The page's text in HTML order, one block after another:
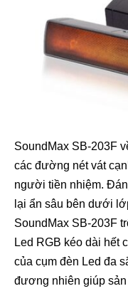
SoundMax SB-203F
các đường nét vát
người tiền nhiệm.
lại ẩn sâu bên dưới
SoundMax SB-203F
Led RGB kéo dài hết
của cụm đèn Led đa
đương nhiên giúp